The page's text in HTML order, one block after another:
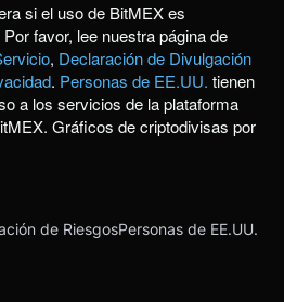
si el uso de BitMEX es
favor, lee nuestra página de
, Declaración de Divulgación
. Personas de EE.UU. tienen
a los servicios de la plataforma
Gráficos de criptodivisas por
de RiesgosPersonas de EE.UU.